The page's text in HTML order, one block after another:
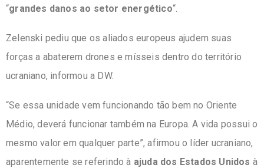
“grandes danos ao setor energético“.
Zelenski pediu que os aliados europeus ajudem suas
forças a abaterem drones e mísseis dentro do território
ucraniano, informou a DW.
“Se essa unidade vem funcionando tão bem no Oriente
Médio, deverá funcionar também na Europa. A vida possui o
mesmo valor em qualquer parte”, afirmou o líder ucraniano,
aparentemente se referindo à ajuda dos Estados Unidos à